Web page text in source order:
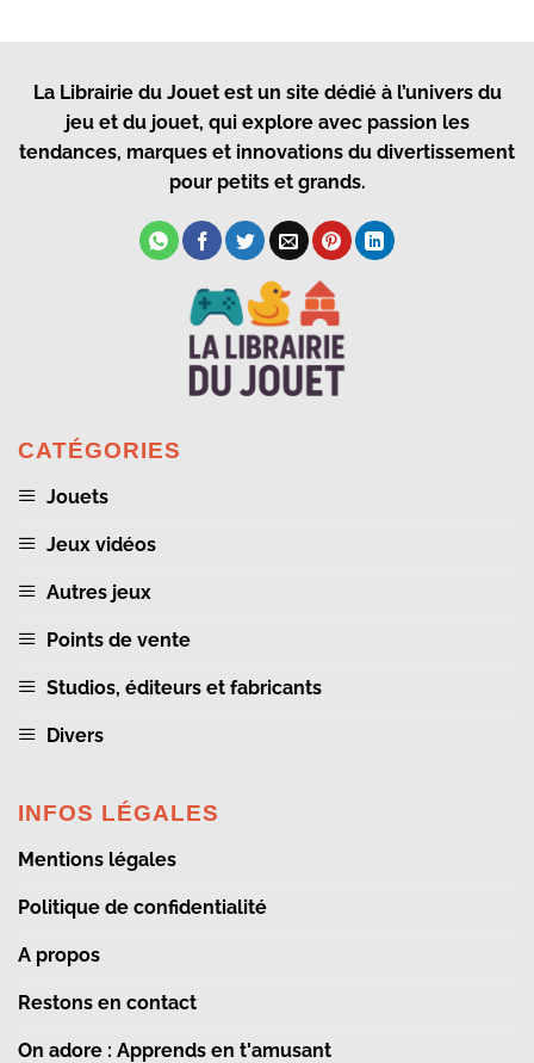
La Librairie du Jouetest un site dédié à l’univers du
jeu et du jouet, qui explore avec passion les
tendances, marques et innovations du divertissement
pour petits et grands.
CATÉGORIES
Jouets
Jeux vidéos
Autres jeux
Points de vente
Studios, éditeurs et fabricants
Divers
INFOS LÉGALES
Mentions légales
Politique de confidentialité
A propos
Restons en contact
On adore : Apprends en t'amusant